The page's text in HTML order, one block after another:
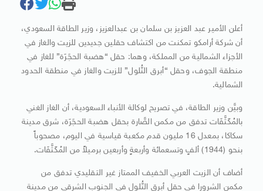
أعلن الأمير عبد العزيز بن سلمان بن عبدالعزيز، وزير الطاقة السعودي،
أن شركة أرامكو تمكنت من اكتشاف حقلين جديدين للزيت والغاز في
الأجزاء الشمالية من المملكة، وهما: حقل “هضبة الحجَرَة” للغاز في
منطقة الجوف، وحقل “أبرق التُّلول” للزيت والغاز في منطقة الحدود
الشمالية.
وبيَّن وزير الطاقة، في تصريح لوكالة الأنباء السعودية، أن الغاز الغني
بالمُكَثَّفَات تدفق من مكمن الصَّارة بحقل هضبة الحجَرَة، شرق مدينة
سكاكا، بمعدل 16 مليون قدم مكعبة قياسية في اليوم، مصحوباً
بنحو (1944) ألفٍ وتسعمائة وأربعةٍ وأربعين برميلاً من المُكَثَّفَات.
أضاف أن الزيت العربي الخفيف الممتاز غير التقليدي تدفق من
مكمن الشرورا في حقل أبرق التُّلول في الجنوب الشرقي من مدينة